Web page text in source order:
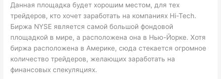
Данная площадка будет хорошим местом, для тех
трейдеров, кто хочет заработать на компаниях Hi-Tech.
Биржа NYSE является самой большой фондовой
площадкой в мире, а расположена она в Нью-Йорке. Хотя
биржа расположена в Америке, сюда стекается огромное
количество трейдеров, желающих заработать на
финансовых спекуляциях.